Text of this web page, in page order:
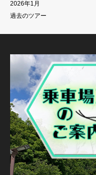
2026年1月
過去のツアー